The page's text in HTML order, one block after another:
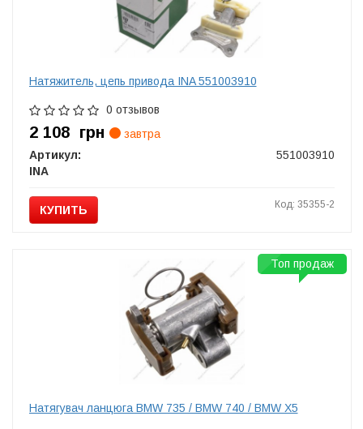
Натяжитель, цепь привода INA 551003910
0 отзывов
2 108 грн
завтра
Артикул:
551003910
INA
КУПИТЬ Код: 35355-2
Натягувач ланцюга BMW 735 / BMW 740 / BMW X5
Топ продаж